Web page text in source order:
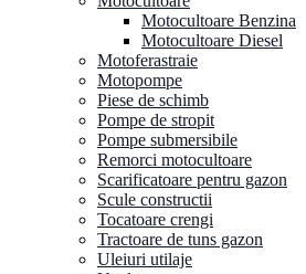
Motocultoare Benzina
Motocultoare Diesel
Motoferastraie
Motopompe
Piese de schimb
Pompe de stropit
Pompe submersibile
Remorci motocultoare
Scarificatoare pentru gazon
Scule constructii
Tocatoare crengi
Tractoare de tuns gazon
Uleiuri utilaje